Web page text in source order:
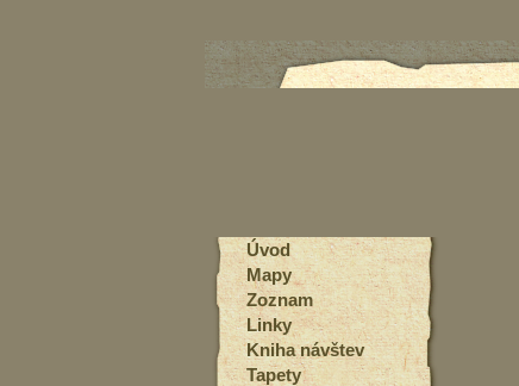
Úvod
Mapy
Zoznam
Linky
Kniha návštev
Tapety